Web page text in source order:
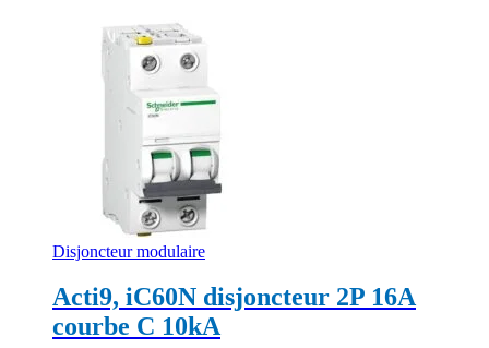
Disjoncteur modulaire
Acti9, iC60N disjoncteur 2P 16A
courbe C 10kA